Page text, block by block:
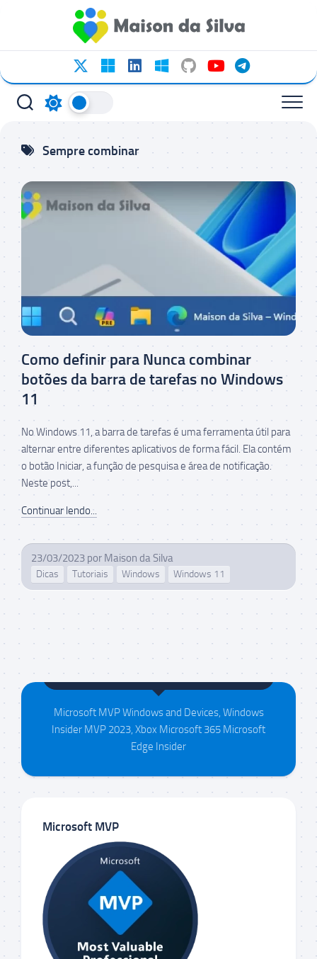
conteúdo
Sempre combinar
Como definir para Nunca combinar
botões da barra de tarefas no Windows
11
No Windows 11, a barra de tarefas é uma ferramenta útil para
alternar entre diferentes aplicativos de forma fácil. Ela contém
o botão Iniciar, a função de pesquisa e área de notificação.
Neste post,...
Continuar lendo...
23/03/2023 por Maison da Silva
Dicas Tutoriais Windows Windows 11
Maison da Silva
Microsoft MVP Windows and Devices, Windows
Insider MVP 2023, Xbox Microsoft 365 Microsoft
Edge Insider
Microsoft MVP